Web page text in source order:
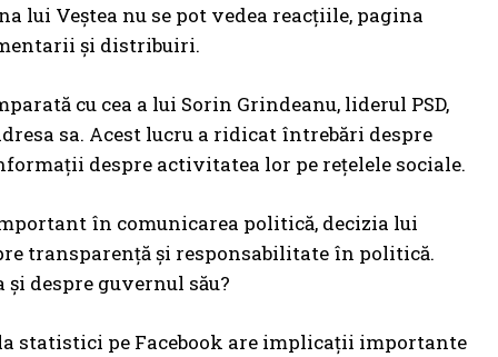
lui Veștea nu se pot vedea reacțiile, pagina
și distribuiri.
cu cea a lui Sorin Grindeanu, liderul PSD,
sa. Acest lucru a ridicat întrebări despre
despre activitatea lor pe rețelele sociale.
în comunicarea politică, decizia lui
transparență și responsabilitate în politică.
și despre guvernul său?
statistici pe Facebook are implicații importante